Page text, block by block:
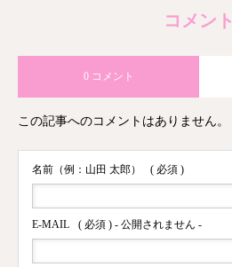
コメント
0 コメント
この記事へのコメントはありません。
名前（例：山田 太郎） ( 必須 )
E-MAIL ( 必須 ) - 公開されません -